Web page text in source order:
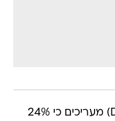
כלכלני דן אנד ברדסטריט (D&B) מעריכים כי 24%